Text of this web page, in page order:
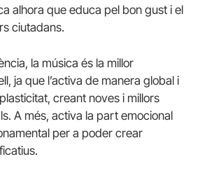
alhora que educa pel bon gust i el
ciutadans.
la música és la millor
ja que l’activa de manera global i
creant noves i millors
A més, activa la part emocional
per a poder crear